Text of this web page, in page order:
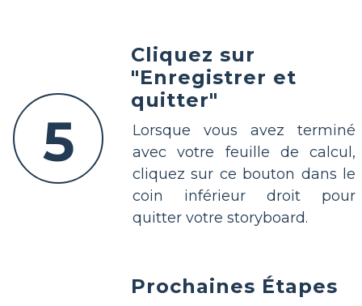
5
Cliquez sur
"Enregistrer et
quitter"
Lorsque vous avez terminé
avec votre feuille de calcul,
cliquez sur ce bouton dans le
coin inférieur droit pour
quitter votre storyboard.
Prochaines Étapes